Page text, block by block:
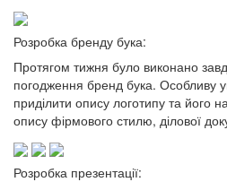
Розробка бренду бука:
Протягом тижня було виконано
погодження бренд бука. Особливу
приділити опису логотипу та його
опису фірмового стилю, ділової
Розробка презентації: